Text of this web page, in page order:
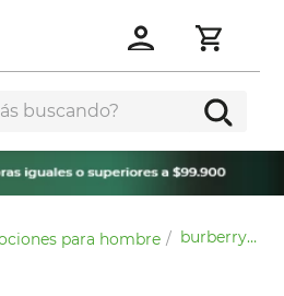
buscando?
para hombre burberry hero edp 100 ml